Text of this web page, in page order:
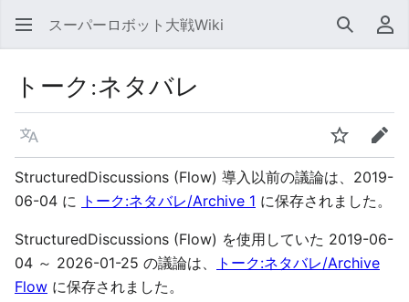
スーパーロボット大戦Wiki 検索 利
トーク:ネタバレ
言語 ウォッチ編集
StructuredDiscussions (Flow) 導入以前の議論は、2019-
06-04 に トーク:ネタバレ/Archive 1 に保存されました。
StructuredDiscussions (Flow) を使用していた 2019-06-
04 ～ 2026-01-25 の議論は、
トーク:ネタバレ/Archive
Flow に保存されました。